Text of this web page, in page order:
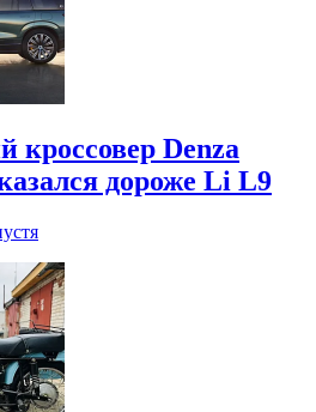
кроссовер Denza
дороже Li L9